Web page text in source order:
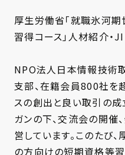
厚生労働省「就職氷河
習得コース」人材紹介
NPO法人日本情報技術
支部、在籍会員800社を
スの創出と良い取引の成
ガンの下、交流会の開催
営しています。このたび
の方向けの短期資格等習